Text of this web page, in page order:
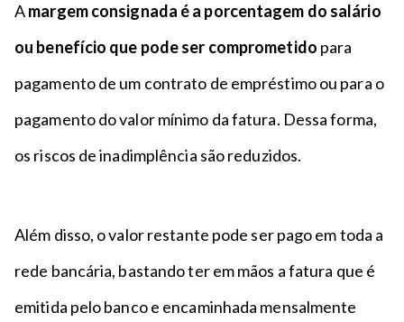
Amargem consignada é a porcentagem do salário
ou benefício que pode ser comprometido para
pagamento de um contrato de empréstimo ou para o
pagamento do valor mínimo da fatura. Dessa forma,
os riscos de inadimplência são reduzidos.
Além disso, o valor restante pode ser pago em toda a
rede bancária, bastando ter em mãos a fatura que é
emitida pelo banco e encaminhada mensalmente